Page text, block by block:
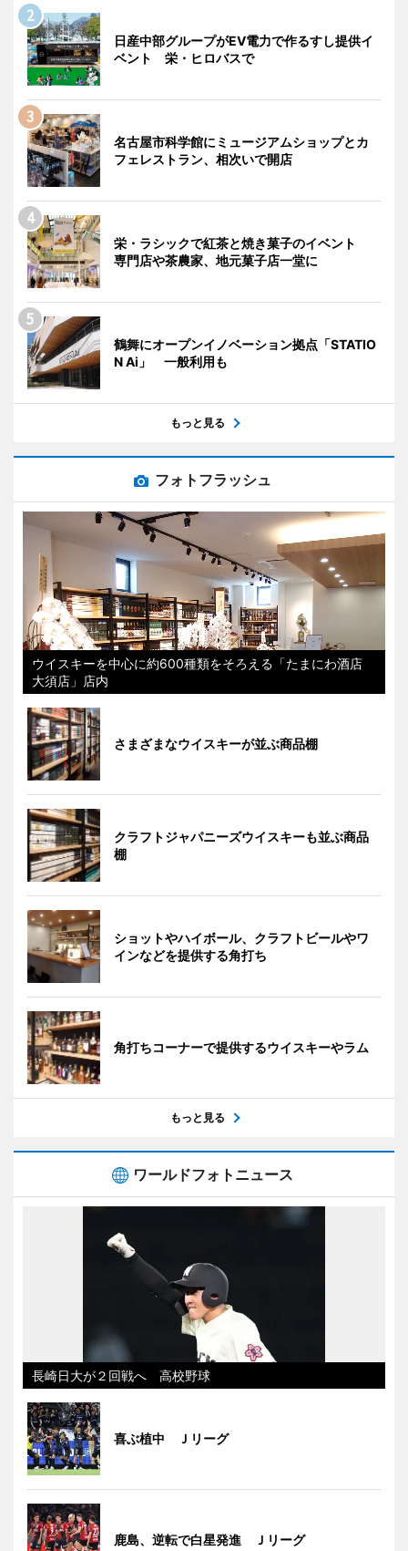
日産中部グループがEV電力で作るすし提供イ
ベント 栄・ヒロバスで
名古屋市科学館にミュージアムショップとカ
フェレストラン、相次いで開店
栄・ラシックで紅茶と焼き菓子のイベント
専門店や茶農家、地元菓子店一堂に
鶴舞にオープンイノベーション拠点「STATIO
N Ai」 一般利用も
もっと見る
フォトフラッシュ
ウイスキーを中心に約600種類をそろえる「たまにわ酒店
大須店」店内
さまざまなウイスキーが並ぶ商品棚
クラフトジャパニーズウイスキーも並ぶ商品
棚
ショットやハイボール、クラフトビールやワ
インなどを提供する角打ち
角打ちコーナーで提供するウイスキーやラム
もっと見る
ワールドフォトニュース
長崎日大が２回戦へ 高校野球
喜ぶ植中 Ｊリーグ
鹿島、逆転で白星発進 Ｊリーグ